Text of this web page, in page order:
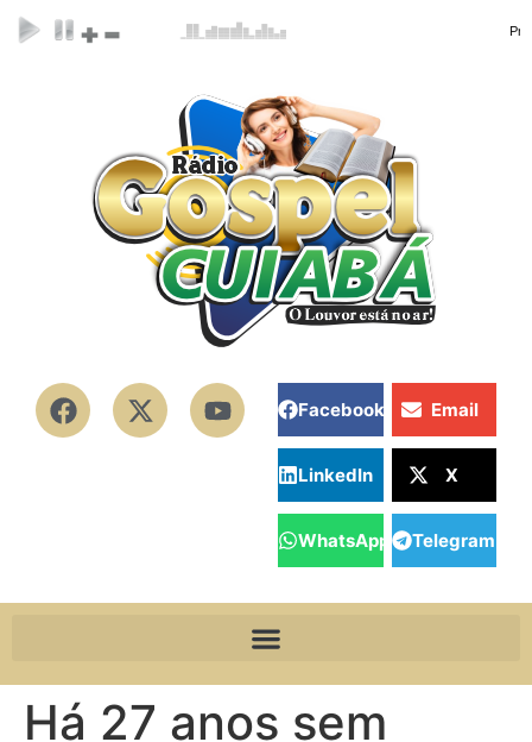
Facebook Email
LinkedIn X
WhatsApp Telegram
Há 27 anos sem